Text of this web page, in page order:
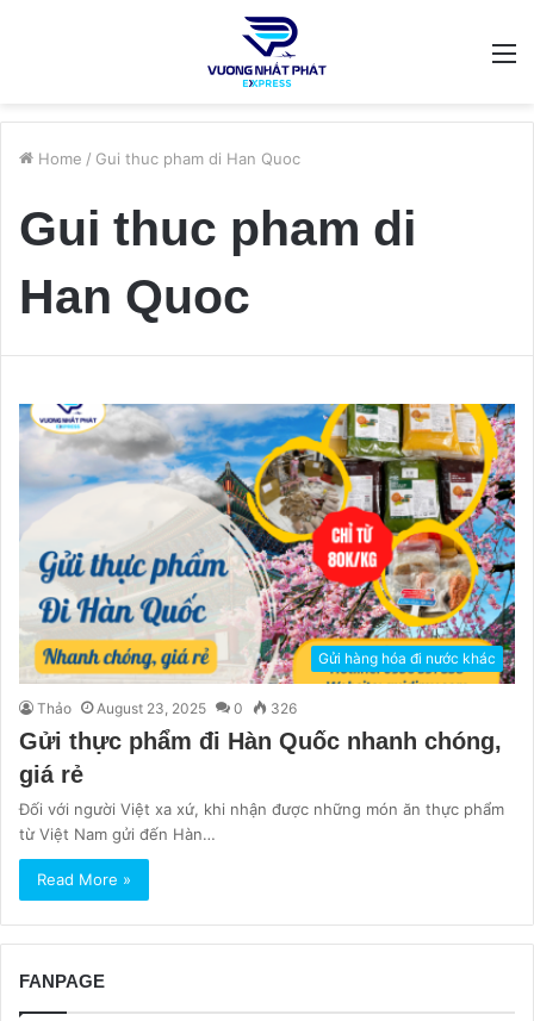
Home / Gui thuc pham di Han Quoc
Gui thuc pham di
Han Quoc
Gửi hàng hóa đi nước khác
Thảo August 23, 2025 0 326
Gửi thực phẩm đi Hàn Quốc nhanh chóng,
giá rẻ
Đối với người Việt xa xứ, khi nhận được những món ăn thực phẩm
từ Việt Nam gửi đến Hàn…
Read More »
FANPAGE